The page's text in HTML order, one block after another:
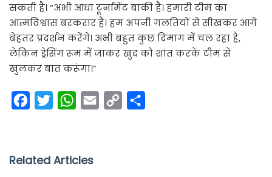
सकती है। “अभी आधा टूर्नामेंट बाकी है। हमारी टीम का
आत्मविश्वास बरकरार है। हम अपनी गलतियों से सीखकर आगे
बेहतर प्रदर्शन करेंगे। अभी बहुत कुछ दिमाग में चल रहा है,
लेकिन ड्रेसिंग रूम में जाकर खुद को शांत करके टीम से
खुलकर बात करूंगा।”
e
t
W
t
Related Articles